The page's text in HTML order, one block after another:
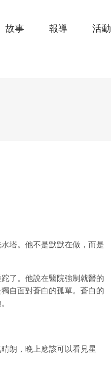
故事 報導 活動
塔。他不是默默在做，而是
了。他說在醫院強制就醫的
自面對蒼白的孤單。蒼白的
朗，晚上應該可以看見星